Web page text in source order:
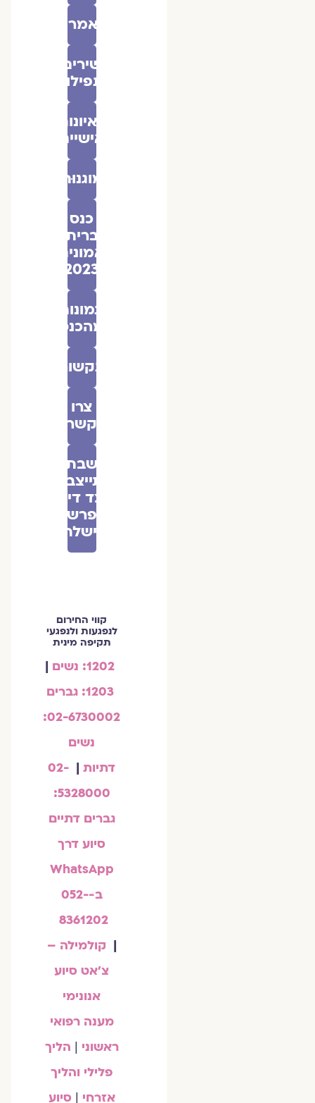
מאמרים
שירים
ותפילות
ראיונות
אישיים
מוגנוּת
כנס
ברית
אמונים
2023
תמונות
מהכנס
בתקשורת
צרו
קשר
שבת
התייצבות
לצד דינה
- פרשת
וישלח
קווי החירום
לנפגעות ולנפגעי
תקיפה מינית
|
02-6730002:
נשים
דתיות|
02-
5328000:
גברים דתיים
סיוע דרך
WhatsApp
ב-052-
8361202
| קולמילה –
צ'אט סיוע
אנונימי
מענה רפואי
ראשוני| הליך
פלילי והליך
אזרחי| סיוע